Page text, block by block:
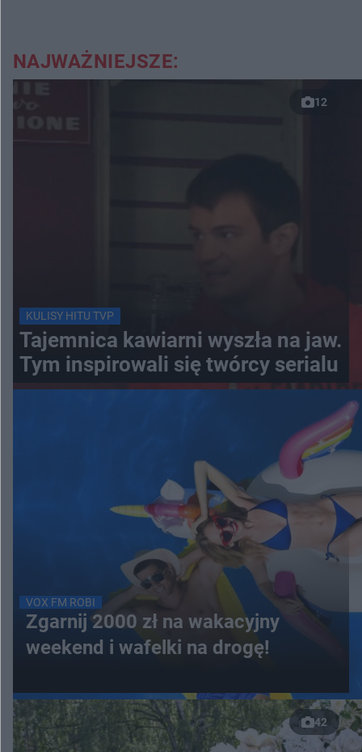
NAJWAŻNIEJSZE:
12
KULISY HITU TVP
Tajemnica kawiarni wyszła na jaw.
Tym inspirowali się twórcy serialu
VOX FM ROBI
Zgarnij 2000 zł na wakacyjny
weekend i wafelki na drogę!
42